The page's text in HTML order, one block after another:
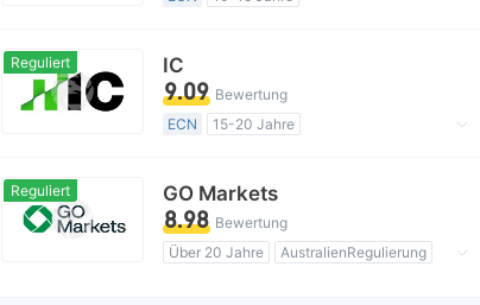
Regionale Kaufmann
Reguliert IC
9.09 Bewertung
ECN
15-20 Jahre
Globales Geschäft
Reguliert GO Markets
8.98 Bewertung
Über 20 Jahre
AustralienRegulierung